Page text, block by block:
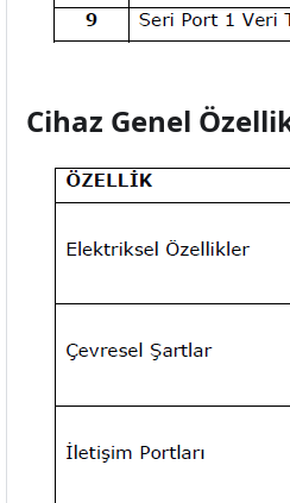
Cihaz Genel